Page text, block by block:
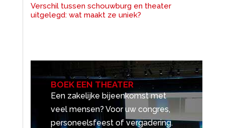
Verschil tussen schouwburg en theater
uitgelegd: wat maakt ze uniek?
BOEK EEN THEATER
Een zakelijke bijeenkomst met
veel mensen? Voor uw congres,
personeelsfeest of vergadering.